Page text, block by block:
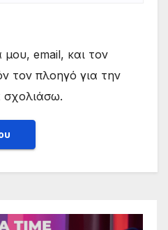
email, και τον
τον πλοηγό για την
σχολιάσω.